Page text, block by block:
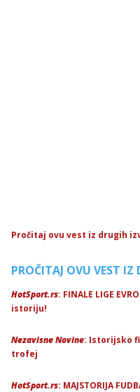
Pročitaj ovu vest iz drugih
PROČITAJ OVU VEST IZ
HotSport.rs: FINALE LIGE
istoriju!
Nezavisne Novine: Istorijsko
trofej
HotSport.rs: MAJSTORIJA